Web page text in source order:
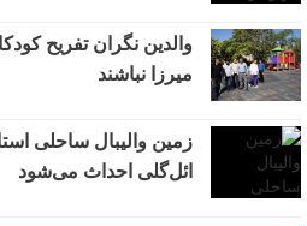
والدین نگران تفریح
میرزا نباشند
زمین والیبال ساحلی
ائل‌گلی احداث می‌شود